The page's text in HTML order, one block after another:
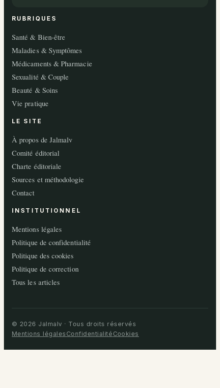
RUBRIQUES
Santé & Bien-être
Maladies & Symptômes
Médicaments & Pharmacie
Sexualité & Couple
Beauté & Soins
Vie pratique
LE SITE
À propos de Jalmalv
Comité éditorial
Charte éditoriale
Sources et méthodologie
Contact
INSTITUTIONNEL
Mentions légales
Politique de confidentialité
Politique des cookies
Politique de correction
Tous les articles
© 2026 Jalmalv · Tous droits réservés
Mentions légales Confidentialité Cookies